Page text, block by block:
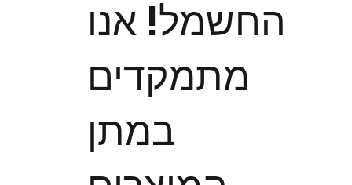
החשמל! אנו
מתמקדים
במתן